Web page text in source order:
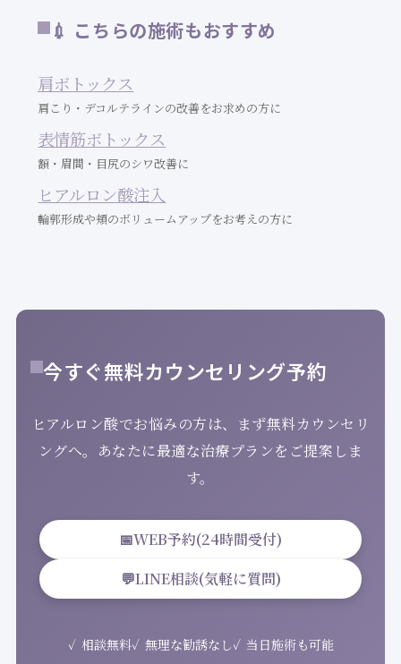
💉 こちらの施術もおすすめ
肩ボトックス
肩こり・デコルテラインの改善をお求めの方に
表情筋ボトックス
額・眉間・目尻のシワ改善に
ヒアルロン酸注入
輪郭形成や頬のボリュームアップをお考えの方に
今すぐ無料カウンセリング予約
ヒアルロン酸でお悩みの方は、まず無料カウンセリ
ングへ。あなたに最適な治療プランをご提案しま
す。
📅WEB予約(24時間受付)
💬LINE相談(気軽に質問)
相談無料 無理な勧誘なし 当日施術も可能